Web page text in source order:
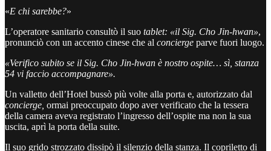
«E chi sarebbe?»
L’operatore sanitario consultò il suo tablet: «il Sig. Cho Jin-hwan»,
pronunciò con un accento cinese che al concierge parve fuori luogo.
«Verifico subito se il Sig. Cho Jin-hwan è nostro ospite… sì, stanza
54 vi faccio accompagnare».
Un valletto dell’Hotel bussò più volte alla porta e, autorizzato dal
concierge, ormai preoccupato dopo aver verificato che la tessera
della camera aveva registrato l’ingresso dell’ospite ma non la sua
uscita, aprì la porta della suite.
Il suo grido strozzato dissipò il silenzio della stanza. Il copriletto di